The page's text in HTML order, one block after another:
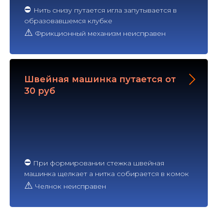
⛔ Нить снизу путается игла запутывается в
образовавшемся клубке
⚠ Фрикционный механизм неисправен
Швейная машинка путается от
30 руб
⛔ При формировании стежка швейная
машинка щелкает а нитка собирается в комок
⚠ Челнок неисправен